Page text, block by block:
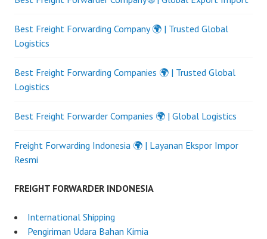
Best Freight Forwarding Company 🌍 | Trusted Global
Logistics
Best Freight Forwarding Companies 🌍 | Trusted Global
Logistics
Best Freight Forwarder Companies 🌍 | Global Logistics
Freight Forwarding Indonesia 🌍 | Layanan Ekspor Impor
Resmi
FREIGHT FORWARDER INDONESIA
International Shipping
Pengiriman Udara Bahan Kimia